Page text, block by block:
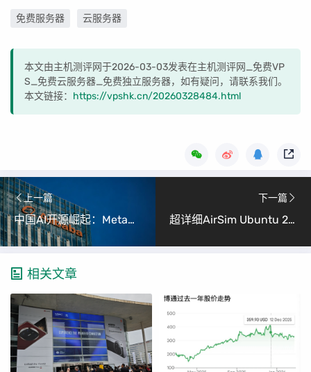
免费服务器 云服务器
本文由主机测评网于2026-03-03发表在主机测评网_免费VP
S_免费云服务器_免费独立服务器，如有疑问，请联系我们。
本文链接： https://vpshk.cn/20260328484.html
上一篇
中国AI开源崛起：Meta秘密采用阿里Qwen，全球模型生态格局重塑
下一篇
超详细AirSim Ubuntu 22.04安装教程 (小白也能轻松上手的仿真环境搭建指南)
相关文章